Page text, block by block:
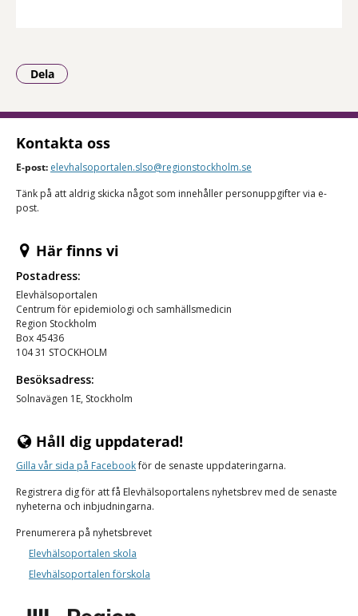
Dela
- Klicka för att öppna delningsalternativ.
Kontakta oss
E-post: elevhalsoportalen.slso@regionstockholm.se
Tänk på att aldrig skicka något som innehåller personuppgifter via e-
post.
Här finns vi
Postadress:
Elevhälsoportalen
Centrum för epidemiologi och samhällsmedicin
Region Stockholm
Box 45436
104 31 STOCKHOLM
Besöksadress:
Solnavägen 1E, Stockholm
Håll dig uppdaterad!
Gilla vår sida på Facebookför de senaste uppdateringarna.
Registrera dig för att få Elevhälsoportalens nyhetsbrev med de senaste
nyheterna och inbjudningarna.
Prenumerera på nyhetsbrevet
Elevhälsoportalen skola
Elevhälsoportalen förskola